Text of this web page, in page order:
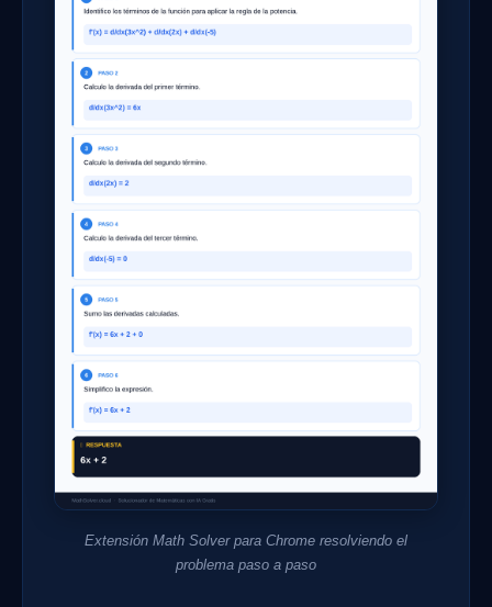
Extensión Math Solver para Chrome resolviendo el
problema paso a paso